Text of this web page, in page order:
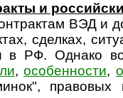
и
ВЭД и
сделках,
в РФ. Однако
,особенности,